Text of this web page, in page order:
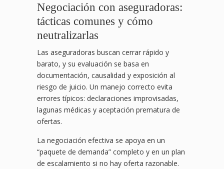
Negociación con aseguradoras:
tácticas comunes y cómo
neutralizarlas
Las aseguradoras buscan cerrar rápido y
barato, y su evaluación se basa en
documentación, causalidad y exposición al
riesgo de juicio. Un manejo correcto evita
errores típicos: declaraciones improvisadas,
lagunas médicas y aceptación prematura de
ofertas.
La negociación efectiva se apoya en un
“paquete de demanda” completo y en un plan
de escalamiento si no hay oferta razonable.